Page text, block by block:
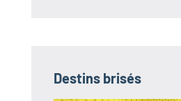
Destins brisés